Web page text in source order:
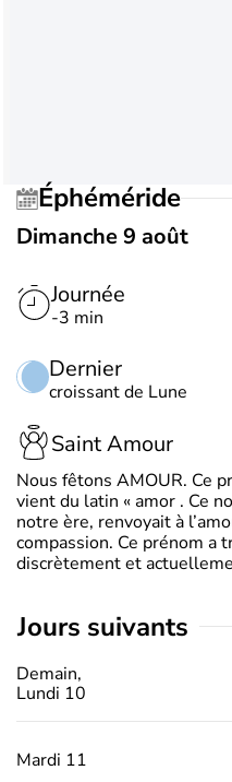
Éphéméride
Dimanche 9 août
Journée
-3 min
Dernier
croissant de Lune
Saint Amour
Nous fêtons AMOUR. Ce
vient du latin « amor . Ce
notre ère, renvoyait à
compassion. Ce prénom a
discrètement et
jours suivants
Demain,
Lundi 10
Mardi 11